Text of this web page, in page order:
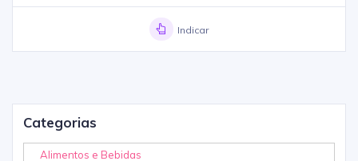
Categorias
Alimentos e Bebidas
Indicar